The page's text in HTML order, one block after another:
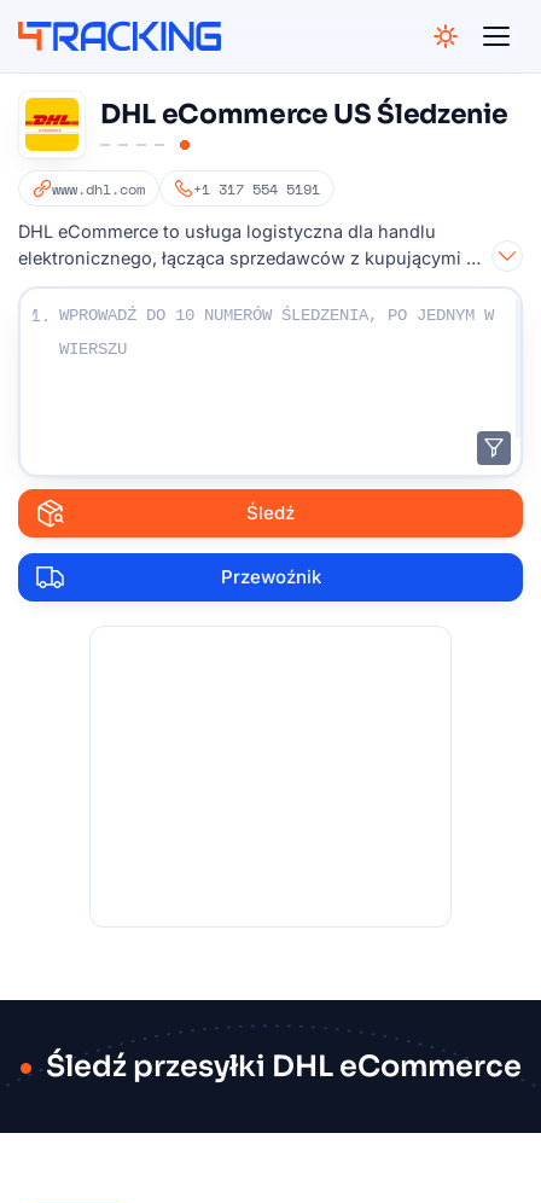
DHL eCommerce US Śledzenie
www.dhl.com +1 317 554 5191
DHL eCommerce to usługa logistyczna dla handlu
elektronicznego, łącząca sprzedawców z kupującymi na
całym świecie
Wpisz swoje numery monitorowania:
1.
Śledź
Przewoźnik
Śledź przesyłki DHL eCommerce